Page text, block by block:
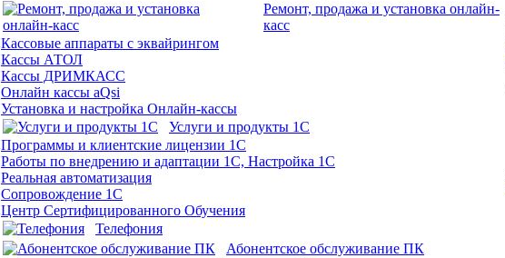
Ремонт, продажа и установка онлайн-
касс
Кассовые аппараты с эквайрингом
Кассы АТОЛ
Кассы ДРИМКАСС
Онлайн кассы aQsi
Установка и настройка Онлайн-кассы
Услуги и продукты 1С
Программы и клиентские лицензии 1С
Работы по внедрению и адаптации 1С, Настройка 1С
Реальная автоматизация
Сопровождение 1С
Центр Сертифицированного Обучения
Телефония
Абонентское обслуживание ПК